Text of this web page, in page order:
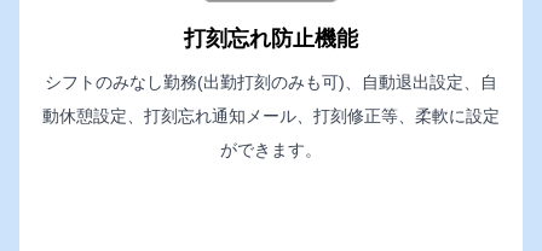
打刻忘れ防止機能
シフトのみなし勤務(出勤打刻のみも可)、自動退出設定、自
動休憩設定、打刻忘れ通知メール、打刻修正等、柔軟に設定
ができます。